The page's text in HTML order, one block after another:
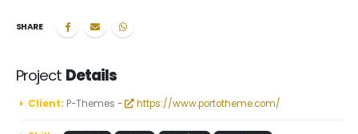
SHARE
Project Details
Client: P-Themes - https://www.portotheme.com/